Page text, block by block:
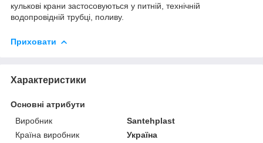
кулькові крани застосовуються у питній, технічній
водопровідній трубці, поливу.
Приховати
Характеристики
Основні атрибути
Виробник
Santehplast
Країна виробник
Україна